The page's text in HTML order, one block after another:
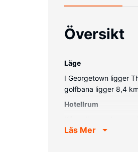
Översikt
Läge
I Georgetown ligger
golfbana ligger 8,4
Hotellrum
och kabel-tv erbjuder
Läs Mer